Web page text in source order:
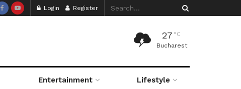
Login Register
27 °C
Bucharest
Entertainment Lifestyle